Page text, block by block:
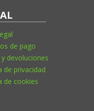
de pago
y devoluciones
de privacidad
de cookies